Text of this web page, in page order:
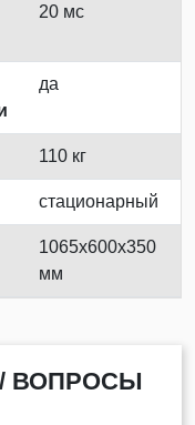
20 мс
да
110 кг
стационарный
1065x600x350
мм
ВОПРОСЫ